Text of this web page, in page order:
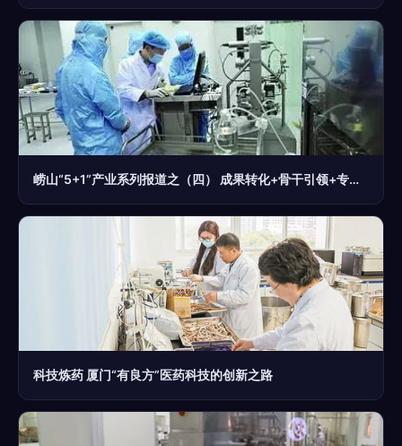
崂山“5+1”产业系列报道之（四） 成果转化+骨干引领+专业孵化，崂山生物医药产业后劲儿十足！
科技炼药 厦门“有良方”医药科技的创新之路